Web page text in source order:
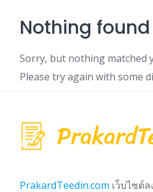
Nothing found
Sorry, but nothing matched
Please try again with some
PrakardTeedin.com เว็บไซต์